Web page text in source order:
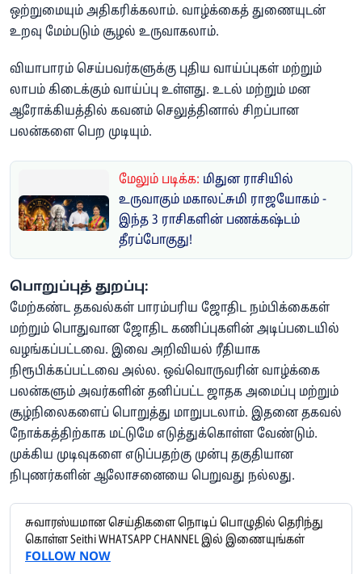
ஒற்றுமையும் அதிகரிக்கலாம். வாழ்க்கைத் துணையுடன்
உறவு மேம்படும் சூழல் உருவாகலாம்.
வியாபாரம் செய்பவர்களுக்கு புதிய வாய்ப்புகள் மற்றும்
லாபம் கிடைக்கும் வாய்ப்பு உள்ளது. உடல் மற்றும் மன
ஆரோக்கியத்தில் கவனம் செலுத்தினால் சிறப்பான
பலன்களை பெற முடியும்.
மேலும் படிக்க: மிதுன ராசியில்
உருவாகும் மகாலட்சுமி ராஜயோகம் -
இந்த 3 ராசிகளின் பணக்கஷ்டம்
தீரப்போகுது!
பொறுப்புத் துறப்பு:
மேற்கண்ட தகவல்கள் பாரம்பரிய ஜோதிட நம்பிக்கைகள்
மற்றும் பொதுவான ஜோதிட கணிப்புகளின் அடிப்படையில்
வழங்கப்பட்டவை. இவை அறிவியல் ரீதியாக
நிரூபிக்கப்பட்டவை அல்ல. ஒவ்வொருவரின் வாழ்க்கை
பலன்களும் அவர்களின் தனிப்பட்ட ஜாதக அமைப்பு மற்றும்
சூழ்நிலைகளைப் பொறுத்து மாறுபடலாம். இதனை தகவல்
நோக்கத்திற்காக மட்டுமே எடுத்துக்கொள்ள வேண்டும்.
முக்கிய முடிவுகளை எடுப்பதற்கு முன்பு தகுதியான
நிபுணர்களின் ஆலோசனையை பெறுவது நல்லது.
சுவாரஸ்யமான செய்திகளை நொடிப் பொழுதில் தெரிந்து
கொள்ள Seithi WHATSAPP CHANNEL இல் இணையுங்கள்
FOLLOW NOW